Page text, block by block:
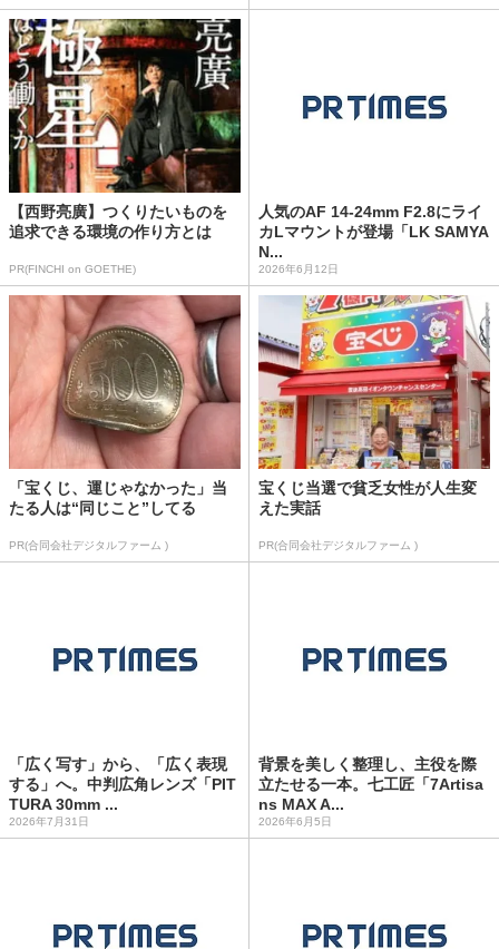
【西野亮廣】つくりたいものを
追求できる環境の作り方とは
PR(FINCHI on GOETHE)
人気のAF 14-24mm F2.8にライ
カLマウントが登場「LK SAMYA
N...
2026年6月12日
「宝くじ、運じゃなかった」当
たる人は“同じこと”してる
PR(合同会社デジタルファーム )
宝くじ当選で貧乏女性が人生変
えた実話
PR(合同会社デジタルファーム )
「広く写す」から、「広く表現
する」へ。中判広角レンズ「PIT
TURA 30mm ...
2026年7月31日
背景を美しく整理し、主役を際
立たせる一本。七工匠「7Artisa
ns MAX A...
2026年6月5日